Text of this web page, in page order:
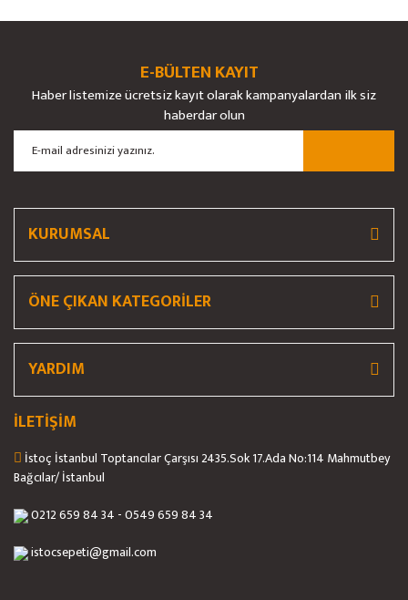
Gönder
E-BÜLTEN KAYIT
Haber listemize ücretsiz kayıt olarak kampanyalardan ilk siz
haberdar olun
KURUMSAL
ÖNE ÇIKAN KATEGORİLER
YARDIM
İLETİŞİM
İstoç İstanbul Toptancılar Çarşısı 2435.Sok 17.Ada No:114 Mahmutbey
Bağcılar/ İstanbul
0212 659 84 34 - 0549 659 84 34
istocsepeti@gmail.com